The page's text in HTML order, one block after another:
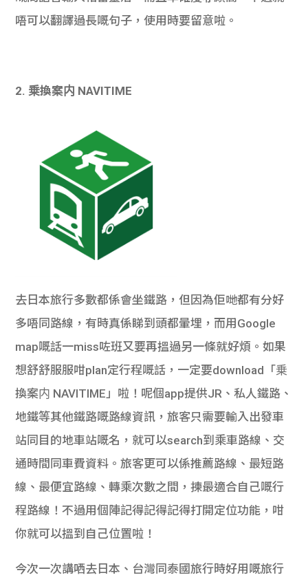
唔可以翻譯過長嘅句子，使用時要留意啦。
2. 乗換案内 NAVITIME
去日本旅行多數都係會坐鐵路，但因為佢哋都有分好
多唔同路線，有時真係睇到頭都暈埋，而用Google
map嘅話一miss咗班又要再搵過另一條就好煩。如果
想舒舒服服咁plan定行程嘅話，一定要download「乗
換案内 NAVITIME」啦！呢個app提供JR、私人鐵路、
地鐵等其他鐵路嘅路線資訊，旅客只需要輸入出發車
站同目的地車站嘅名，就可以search到乘車路線、交
通時間同車費資料。旅客更可以係推薦路線、最短路
線、最便宜路線、轉乘次數之間，揀最適合自己嘅行
程路線！不過用個陣記得記得記得打開定位功能，咁
你就可以搵到自己位置啦！
今次一次講哂去日本、台灣同泰國旅行時好用嘅旅行